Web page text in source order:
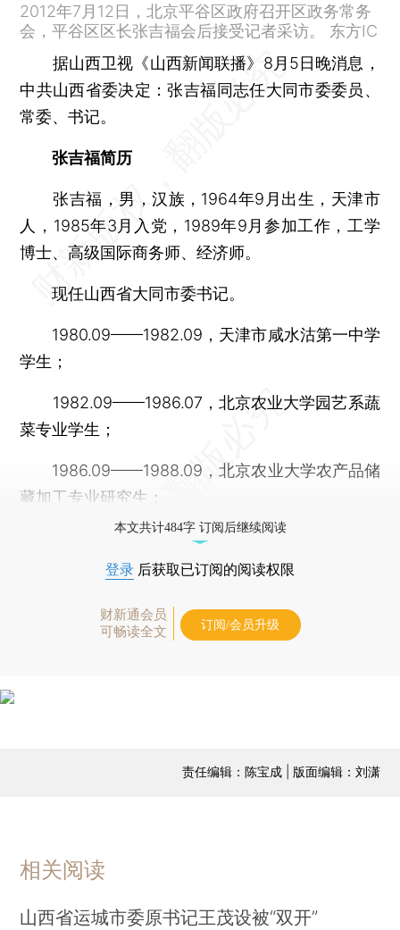
2012年7月12日，北京平谷区政府召开区政务常务
会，平谷区区长张吉福会后接受记者采访。 东方IC
据山西卫视《山西新闻联播》8月5日晚消息，
中共山西省委决定：张吉福同志任大同市委委员、
常委、书记。
张吉福简历
张吉福，男，汉族，1964年9月出生，天津市
人，1985年3月入党，1989年9月参加工作，工学
博士、高级国际商务师、经济师。
现任山西省大同市委书记。
1980.09——1982.09，天津市咸水沽第一中学
学生；
1982.09——1986.07，北京农业大学园艺系蔬
菜专业学生；
1986.09——1988.09，北京农业大学农产品储
藏加工专业研究生；
本文共计484字 订阅后继续阅读
登录 后获取已订阅的阅读权限
财新通会员
可畅读全文
订阅/会员升级
责任编辑：陈宝成 | 版面编辑：刘潇
相关阅读
山西省运城市委原书记王茂设被“双开”